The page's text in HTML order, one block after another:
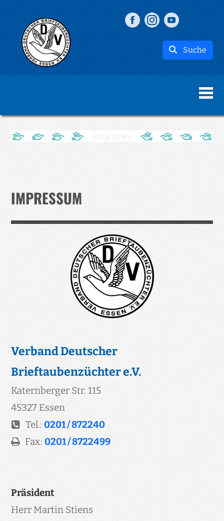
Suche
IMPRESSUM
Verband Deutscher
Brieftaubenzüchter e.V.
Katernberger Str. 115
45327 Essen
Tel.:0201 / 872240
Fax:0201 / 8722499
Präsident
Herr Martin Stiens